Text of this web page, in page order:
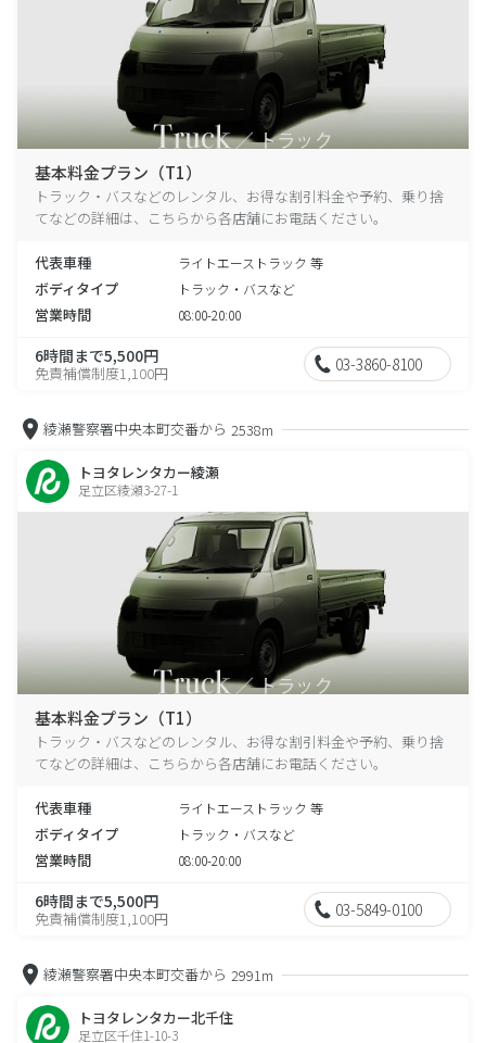
基本料金プラン（T1）
トラック・バスなどのレンタル、お得な割引料金や予約、乗り捨
てなどの詳細は、こちらから各店舗にお電話ください。
代表車種 ライトエーストラック 等
ボディタイプ トラック・バスなど
営業時間 08:00-20:00
6時間まで5,500円
免責補償制度1,100円 03-3860-8100
綾瀬警察署中央本町交番から 2538m
トヨタレンタカー綾瀬
足立区綾瀬3-27-1
基本料金プラン（T1）
トラック・バスなどのレンタル、お得な割引料金や予約、乗り捨
てなどの詳細は、こちらから各店舗にお電話ください。
代表車種 ライトエーストラック 等
ボディタイプ トラック・バスなど
営業時間 08:00-20:00
6時間まで5,500円
免責補償制度1,100円 03-5849-0100
綾瀬警察署中央本町交番から 2991m
トヨタレンタカー北千住
足立区千住1-10-3